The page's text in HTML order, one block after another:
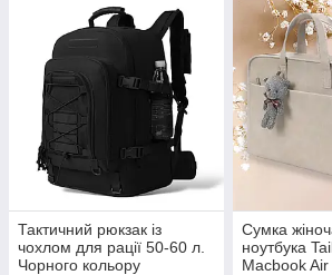
Тактичний рюкзак із
чохлом для рації 50-60 л.
Чорного кольору
Сумка
ноутбука
Macbook